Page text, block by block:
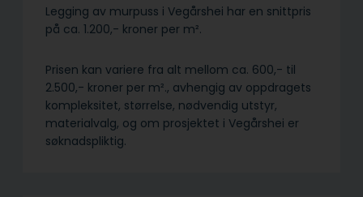
Legging av murpuss i Vegårshei har en snittpris
på ca. 1.200,- kroner per m².
Prisen kan variere fra alt mellom ca. 600,- til
2.500,- kroner per m²., avhengig av oppdragets
kompleksitet, størrelse, nødvendig utstyr,
materialvalg, og om prosjektet i Vegårshei er
søknadspliktig.